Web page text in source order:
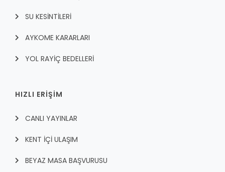
SU KESİNTİLERİ
AYKOME KARARLARI
YOL RAYİÇ BEDELLERİ
HIZLI ERİŞİM
CANLI YAYINLAR
KENT İÇI ULAŞIM
BEYAZ MASA BAŞVURUSU